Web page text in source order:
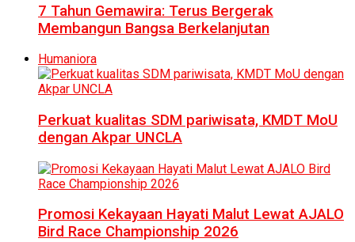
7 Tahun Gemawira: Terus Bergerak
Membangun Bangsa Berkelanjutan
Humaniora
Perkuat kualitas SDM pariwisata, KMDT MoU
dengan Akpar UNCLA
Promosi Kekayaan Hayati Malut Lewat AJALO
Bird Race Championship 2026